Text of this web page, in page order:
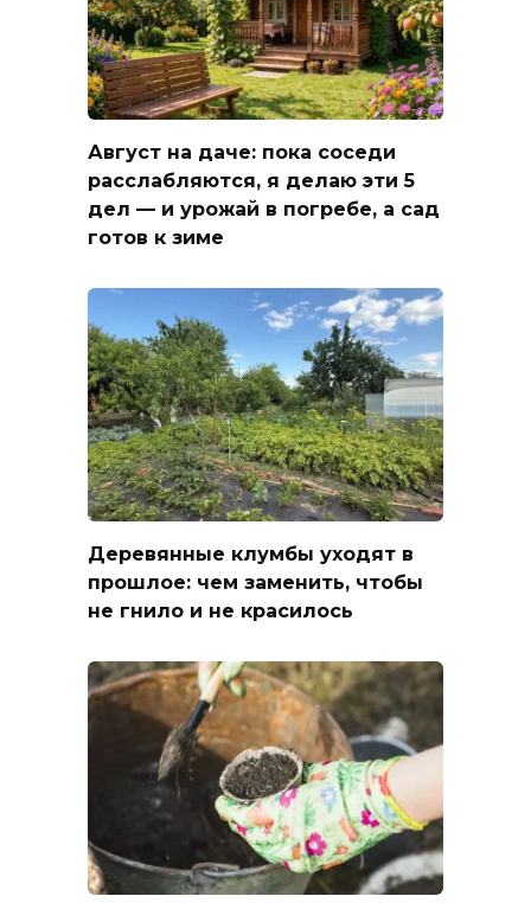
Август на даче: пока соседи
расслабляются, я делаю эти 5
дел — и урожай в погребе, а сад
готов к зиме
Деревянные клумбы уходят в
прошлое: чем заменить, чтобы
не гнило и не красилось